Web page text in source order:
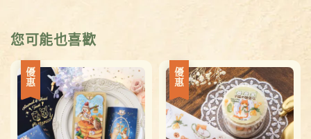
您可能也喜歡
優惠 優惠